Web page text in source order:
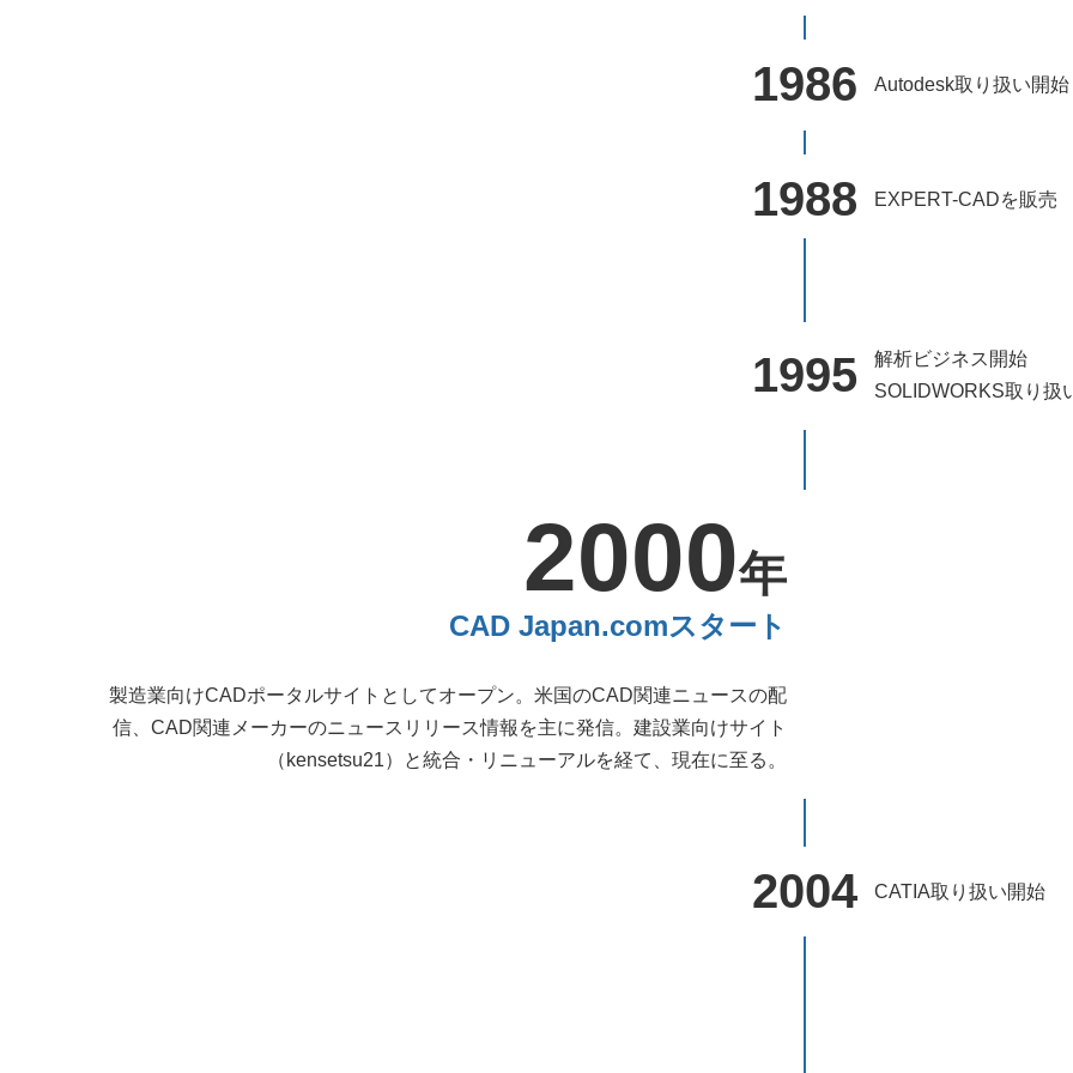
1986 Autodesk取り扱い開始
1988 EXPERT-CADを販売
1995
解析ビジネス開始
SOLIDWORKS取り扱
2000年
CAD Japan.comスタート
製造業向けCADポータルサイトとしてオープン。米国のCAD関連ニュースの配
信、CAD関連メーカーのニュースリリース情報を主に発信。建設業向けサイト
（kensetsu21）と統合・リニューアルを経て、現在に至る。
2004 CATIA取り扱い開始